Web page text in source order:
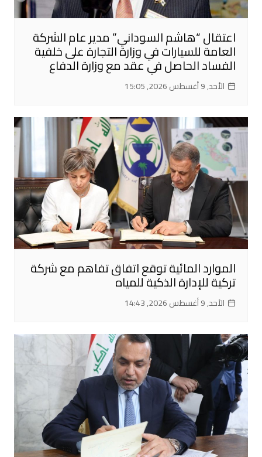
اعتقال “هاشم السوداني” مدير عام الشركة
العامة للسيارات في وزارة التجارة على خلفية
الفساد الحاصل في عقد مع وزارة الدفاع
الأحد, 9 أغسطس 2026, 15:05
الموارد المائية توقع اتفاق تفاهم مع شركة
تركية للإدارة الذكية للمياه
الأحد, 9 أغسطس 2026, 14:43